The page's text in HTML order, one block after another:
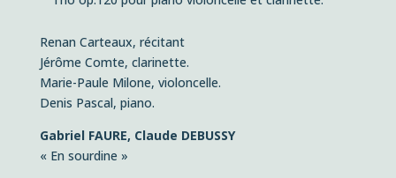
Renan Carteaux, récitant
Jérôme Comte, clarinette.
Marie-Paule Milone, violoncelle.
Denis Pascal, piano.
Gabriel FAURE, Claude DEBUSSY
« En sourdine »